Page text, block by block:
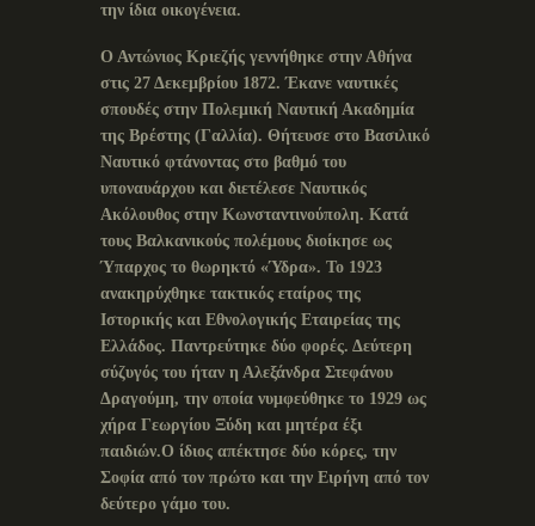
την ίδια οικογένεια.
Ο Αντώνιος Κριεζής γεννήθηκε στην Αθήνα
στις 27 Δεκεμβρίου 1872. Έκανε ναυτικές
σπουδές στην Πολεμική Ναυτική Ακαδημία
της Βρέστης (Γαλλία). Θήτευσε στο Βασιλικό
Ναυτικό φτάνοντας στο βαθμό του
υποναυάρχου και διετέλεσε Ναυτικός
Ακόλουθος στην Κωνσταντινούπολη. Κατά
τους Βαλκανικούς πολέμους διοίκησε ως
Ύπαρχος το θωρηκτό «Ύδρα». Το 1923
ανακηρύχθηκε τακτικός εταίρος της
Ιστορικής και Εθνολογικής Εταιρείας της
Ελλάδος. Παντρεύτηκε δύο φορές. Δεύτερη
σύζυγός του ήταν η Αλεξάνδρα Στεφάνου
Δραγούμη, την οποία νυμφεύθηκε το 1929 ως
χήρα Γεωργίου Ξύδη και μητέρα έξι
παιδιών.Ο ίδιος απέκτησε δύο κόρες, την
Σοφία από τον πρώτο και την Ειρήνη από τον
δεύτερο γάμο του.